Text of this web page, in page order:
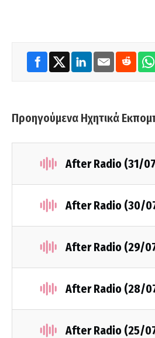
Προηγούμενα Ηχητικά
After Radio (31/
After Radio (30/
After Radio (29/
After Radio (28/
After Radio (25/